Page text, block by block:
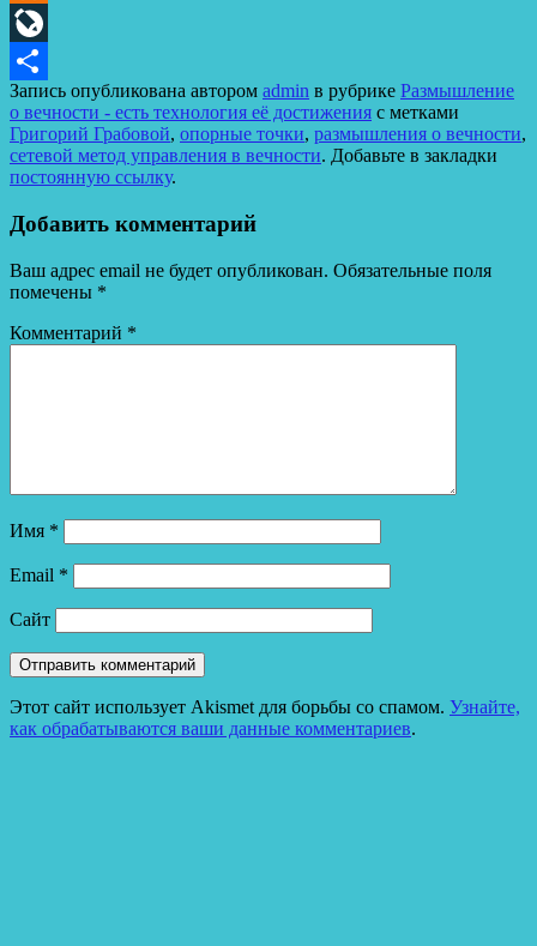
Odnoklassniki
LiveJournal
Отправить
Запись опубликована автором admin в рубрике Размышление
о вечности - есть технология её достижения с метками
Григорий Грабовой, опорные точки, размышления о вечности,
сетевой метод управления в вечности. Добавьте в закладки
постоянную ссылку.
Добавить комментарий
Ваш адрес email не будет опубликован. Обязательные поля
помечены *
Комментарий *
Имя *
Email *
Сайт
Этот сайт использует Akismet для борьбы со спамом. Узнайте,
как обрабатываются ваши данные комментариев.